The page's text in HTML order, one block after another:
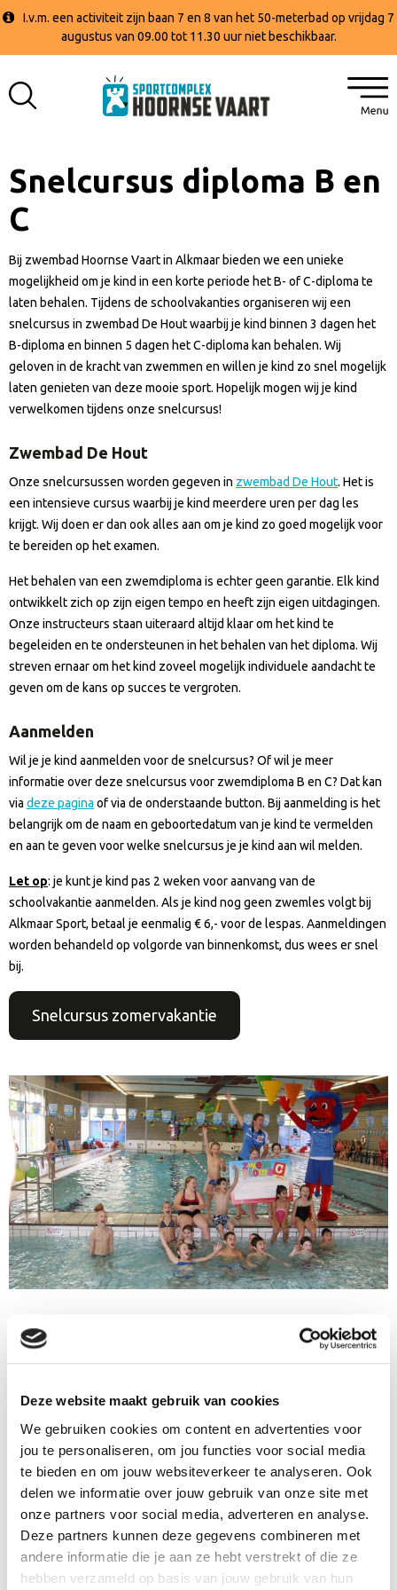
Deze website maakt gebruik van cookies
We gebruiken cookies om content en advertenties voor
jou te personaliseren, om jou functies voor social media
te bieden en om jouw websiteverkeer te analyseren. Ook
delen we informatie over jouw gebruik van onze site met
onze partners voor social media, adverteren en analyse.
Deze partners kunnen deze gegevens combineren met
andere informatie die je aan ze hebt verstrekt of die ze
hebben verzameld op basis van jouw gebruik van hun
I.v.m. een activiteit zijn baan 7 en 8 van het 50-meterbad op vrijdag 7
augustus van 09.00 tot 11.30 uur niet beschikbaar.
Snelcursus diploma B en
C
Bij zwembad Hoornse Vaart in Alkmaar bieden we een unieke
mogelijkheid om je kind in een korte periode het B- of C-diploma te
laten behalen. Tijdens de schoolvakanties organiseren wij een
snelcursus in zwembad De Hout waarbij je kind binnen 3 dagen het
B-diploma en binnen 5 dagen het C-diploma kan behalen. Wij
geloven in de kracht van zwemmen en willen je kind zo snel mogelijk
laten genieten van deze mooie sport. Hopelijk mogen wij je kind
verwelkomen tijdens onze snelcursus!
Zwembad De Hout
Onze snelcursussen worden gegeven in zwembad De Hout. Het is
een intensieve cursus waarbij je kind meerdere uren per dag les
krijgt. Wij doen er dan ook alles aan om je kind zo goed mogelijk voor
te bereiden op het examen.
Het behalen van een zwemdiploma is echter geen garantie. Elk kind
ontwikkelt zich op zijn eigen tempo en heeft zijn eigen uitdagingen.
Onze instructeurs staan uiteraard altijd klaar om het kind te
begeleiden en te ondersteunen in het behalen van het diploma. Wij
streven ernaar om het kind zoveel mogelijk individuele aandacht te
geven om de kans op succes te vergroten.
Aanmelden
Wil je je kind aanmelden voor de snelcursus? Of wil je meer
informatie over deze snelcursus voor zwemdiploma B en C? Dat kan
via deze pagina of via de onderstaande button. Bij aanmelding is het
belangrijk om de naam en geboortedatum van je kind te vermelden
en aan te geven voor welke snelcursus je je kind aan wil melden.
Let op: je kunt je kind pas 2 weken voor aanvang van de
schoolvakantie aanmelden. Als je kind nog geen zwemles volgt bij
Alkmaar Sport, betaal je eenmalig € 6,- voor de lespas. Aanmeldingen
worden behandeld op volgorde van binnenkomst, dus wees er snel
bij.
Snelcursus zomervakantie
Onze zwemlessen
Waterfestijn